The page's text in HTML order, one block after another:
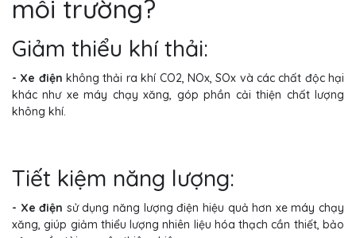
môi trường?
Giảm thiểu khí thải:
- Xe điện không thải ra khí CO2, NOx, SOx và các chất độc hại
khác như xe máy chạy xăng, góp phần cải thiện chất lượng
không khí.
Tiết kiệm năng lượng:
- Xe điện sử dụng năng lượng điện hiệu quả hơn xe máy chạy
xăng, giúp giảm thiểu lượng nhiên liệu hóa thạch cần thiết, bảo